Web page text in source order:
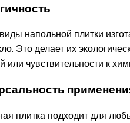
напольной плитки
Это делает их
или чувствительности к
плитка подходит для